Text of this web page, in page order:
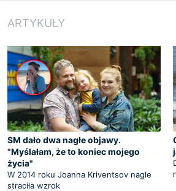
ARTYKUŁY
SM dało dwa nagłe objawy.
"Myślałam, że to koniec mojego
życia"
W 2014 roku Joanna Kriventsov nagle
straciła wzrok